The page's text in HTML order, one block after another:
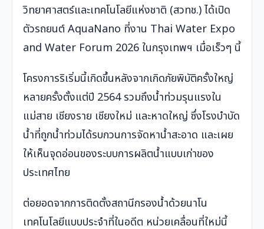
วิทยาศาสตร์และเทคโนโลยีแห่งชาติ (สวทช.) ได้เปิด
ตัวรถยนต์ AquaNano ที่งาน Thai Water Expo
and Water Forum 2026 ในกรุงเทพฯ เมื่อเร็วๆ นี้
โครงการริเริ่มนี้เกิดขึ้นหลังจากเกิดภัยพิบัติครั้งใหญ่
หลายครั้งตั้งแต่ปี 2564 รวมถึงน้ำท่วมรุนแรงใน
แม่สาย เชียงราย เชียงใหม่ และหาดใหญ่ ซึ่งโรงบำบัด
น้ำที่ถูกน้ำท่วมได้รบกวนการจัดหาน้ำสะอาด และเผย
ให้เห็นจุดอ่อนของระบบการผลิตน้ำแบบเก่าของ
ประเทศไทย
ต่อยอดจากการติดตั้งสถานีกรองน้ำด้วยนาโน
เทคโนโลยีแบบประจำที่ในอดีต หน่วยเคลื่อนที่ใหม่นี้